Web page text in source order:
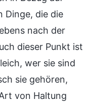
Dinge, die die
nach der
dieser Punkt ist
wer sie sind
sie gehören,
von Haltung